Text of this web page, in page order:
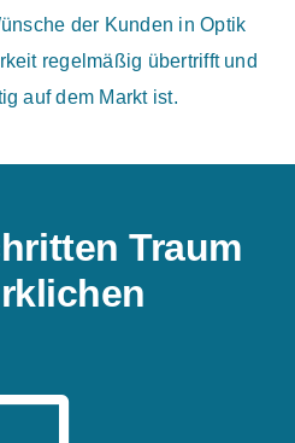
der Kunden in Optik
regelmäßig übertrifft und
auf dem Markt ist.
Traum